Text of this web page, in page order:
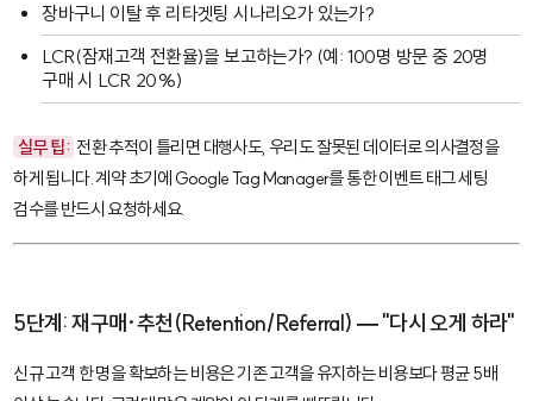
장바구니 이탈 후 리타겟팅 시나리오가 있는가?
LCR(잠재고객 전환율)을 보고하는가? (예: 100명 방문 중 20명
구매 시 LCR 20%)
실무 팁: 전환 추적이 틀리면 대행사도, 우리도 잘못된 데이터로 의사결정을
하게 됩니다. 계약 초기에 Google Tag Manager를 통한 이벤트 태그 세팅
검수를 반드시 요청하세요.
5단계: 재구매·추천(Retention/Referral) — "다시 오게 하라"
신규 고객 한 명을 확보하는 비용은 기존 고객을 유지하는 비용보다 평균 5배